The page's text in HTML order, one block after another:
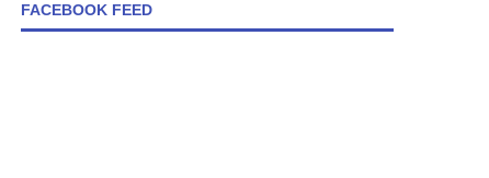
FACEBOOK FEED